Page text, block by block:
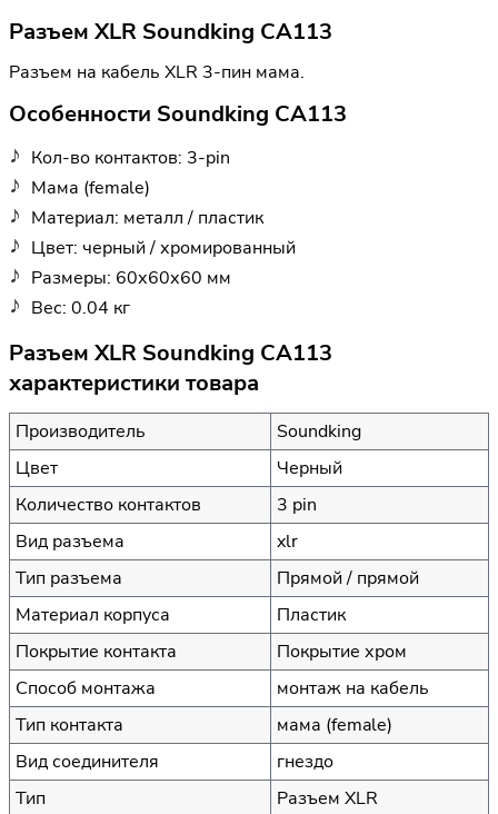
Разъем XLR Soundking CA113
Разъем на кабель XLR 3-пин мама.
Особенности Soundking CA113
Кол-во контактов: 3-pin
Мама (female)
Материал: металл / пластик
Цвет: черный / хромированный
Размеры: 60х60х60 мм
Вес: 0.04 кг
Разъем XLR Soundking CA113
характеристики товара
Производитель
Soundking
Цвет
Черный
Количество контактов
3 pin
Вид разъема
xlr
Тип разъема
Прямой / прямой
Материал корпуса
Пластик
Покрытие контакта
Покрытие хром
Способ монтажа
монтаж на кабель
Тип контакта
мама (female)
Вид соединителя
гнездо
Тип
Разъем XLR